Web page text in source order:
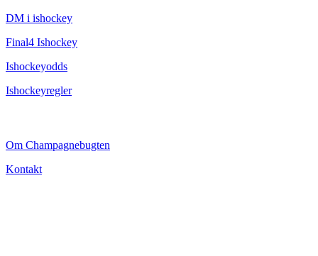
DM i ishockey
Final4 Ishockey
Ishockeyodds
Ishockeyregler
Om Champagnebugten
Kontakt